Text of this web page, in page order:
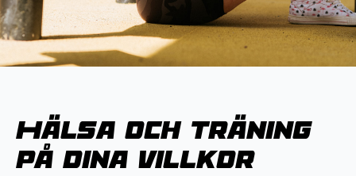
Hälsa och träning
på dina villkor